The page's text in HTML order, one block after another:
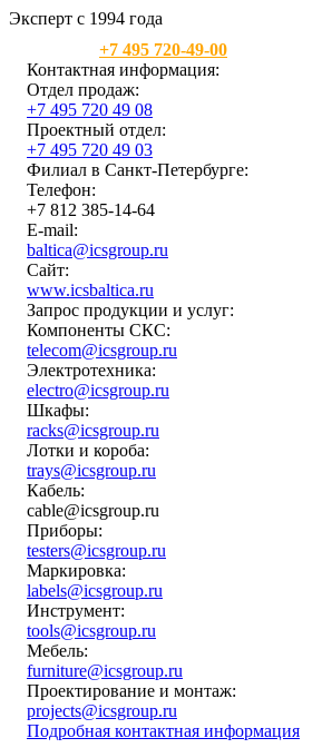
Эксперт с 1994 года
+7 495 720-49-00
Контактная информация:
Отдел продаж:
+7 495 720 49 08
Проектный отдел:
+7 495 720 49 03
Филиал в Санкт-Петербурге:
Телефон:
+7 812 385-14-64
E-mail:
baltica@icsgroup.ru
Сайт:
www.icsbaltica.ru
Запрос продукции и услуг:
Компоненты СКС:
telecom@icsgroup.ru
Электротехника:
electro@icsgroup.ru
Шкафы:
racks@icsgroup.ru
Лотки и короба:
trays@icsgroup.ru
Кабель:
cable@icsgroup.ru
Приборы:
testers@icsgroup.ru
Маркировка:
labels@icsgroup.ru
Инструмент:
tools@icsgroup.ru
Мебель:
furniture@icsgroup.ru
Проектирование и монтаж:
projects@icsgroup.ru
Подробная контактная информация